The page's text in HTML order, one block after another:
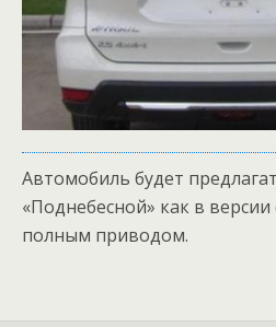
Автомобиль будет
«Поднебесной» как в
полным приводом.